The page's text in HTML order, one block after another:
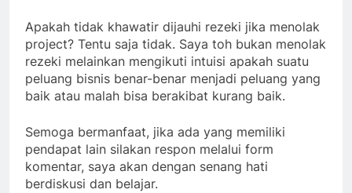
Apakah tidak khawatir dijauhi rezeki jika menolak
project? Tentu saja tidak. Saya toh bukan menolak
rezeki melainkan mengikuti intuisi apakah suatu
peluang bisnis benar-benar menjadi peluang yang
baik atau malah bisa berakibat kurang baik.
Semoga bermanfaat, jika ada yang memiliki
pendapat lain silakan respon melalui form
komentar, saya akan dengan senang hati
berdiskusi dan belajar.